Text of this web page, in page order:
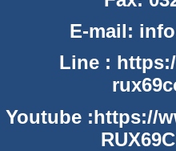
E-mail:
Line :
Youtube :https://